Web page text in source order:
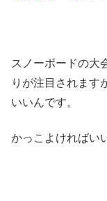
スノーボードの大
りが注目されます
いいんです。
かっこよければい